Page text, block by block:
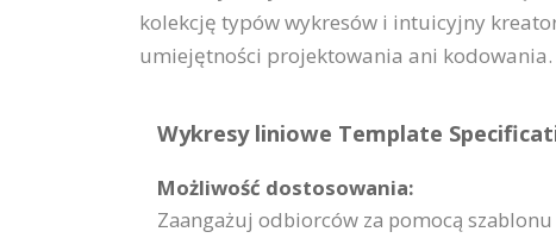
kolekcję typów wykresów i intuicyjny
umiejętności projektowania ani kodowania.
Wykresy liniowe Template
Możliwość dostosowania:
Zaangażuj odbiorców za pomocą